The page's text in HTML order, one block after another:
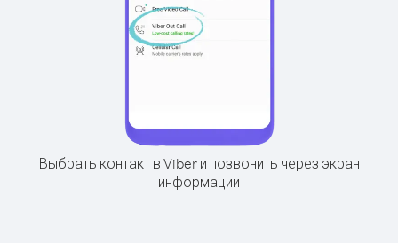
Выбрать контакт в Viber и позвонить через экран
информации